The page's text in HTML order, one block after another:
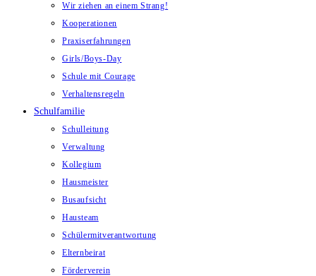
Wir ziehen an einem Strang!
Kooperationen
Praxiserfahrungen
Girls/Boys-Day
Schule mit Courage
Verhaltensregeln
Schulfamilie
Schulleitung
Verwaltung
Kollegium
Hausmeister
Busaufsicht
Hausteam
Schülermitverantwortung
Elternbeirat
Förderverein